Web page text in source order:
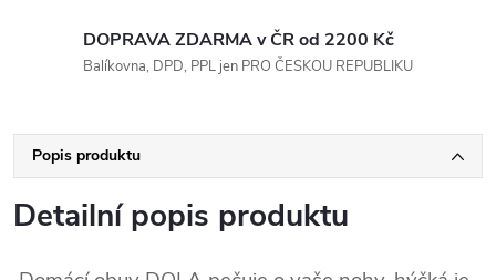
DOPRAVA ZDARMA v ČR od 2200 Kč
Balíkovna, DPD, PPL jen PRO ČESKOU REPUBLIKU
Popis produktu
Detailní popis produktu